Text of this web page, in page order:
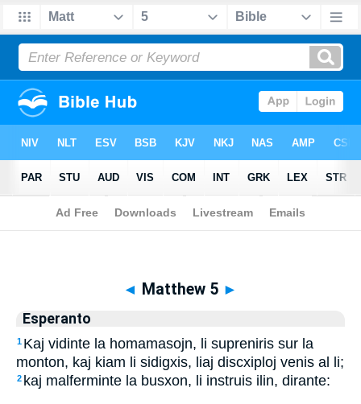
Biblia>Esperanto > Matthew 5
◄ Matthew 5 ►
Esperanto
1 Kaj vidinte la homamasojn, li supreniris sur la
monton, kaj kiam li sidigxis, liaj discxiploj venis al li;
2 kaj malferminte la busxon, li instruis ilin, dirante: